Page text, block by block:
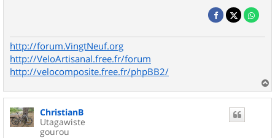
http://forum.VingtNeuf.org
http://VeloArtisanal.free.fr/forum
http://velocomposite.free.fr/phpBB2/
a
u
ChristianB
Utagawiste
gourou